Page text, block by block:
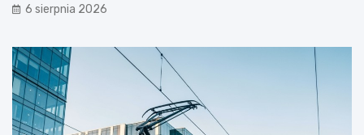
6 sierpnia 2026